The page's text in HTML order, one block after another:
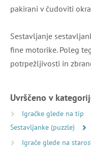
pakirani v čudoviti
Sestavljanje
fine motorike. Poleg
potrpežljivosti in
Uvrščeno v
Igračke glede na tip
Sestavljanke (puzzle)
Igrače glede na